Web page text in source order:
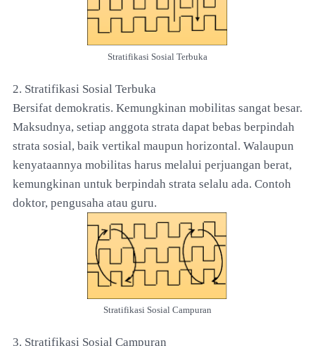
Stratifikasi Sosial Terbuka
2. Stratifikasi Sosial Terbuka
Bersifat demokratis. Kemungkinan mobilitas sangat besar.
Maksudnya, setiap anggota strata dapat bebas berpindah
strata sosial, baik vertikal maupun horizontal. Walaupun
kenyataannya mobilitas harus melalui perjuangan berat,
kemungkinan untuk berpindah strata selalu ada. Contoh
doktor, pengusaha atau guru.
Stratifikasi Sosial Campuran
3. Stratifikasi Sosial Campuran